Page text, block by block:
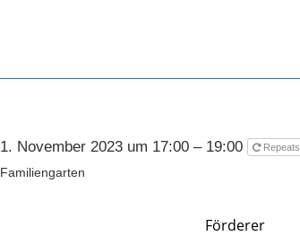
1. November 2023 um 17:00 – 19:00 Repeats
Familiengarten
Förderer